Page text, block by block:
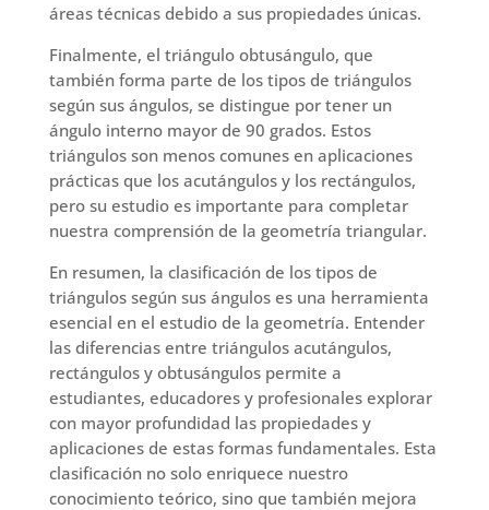
áreas técnicas debido a sus propiedades únicas.
Finalmente, el triángulo obtusángulo, que
también forma parte de los tipos de triángulos
según sus ángulos, se distingue por tener un
ángulo interno mayor de 90 grados. Estos
triángulos son menos comunes en aplicaciones
prácticas que los acutángulos y los rectángulos,
pero su estudio es importante para completar
nuestra comprensión de la geometría triangular.
En resumen, la clasificación de los tipos de
triángulos según sus ángulos es una herramienta
esencial en el estudio de la geometría. Entender
las diferencias entre triángulos acutángulos,
rectángulos y obtusángulos permite a
estudiantes, educadores y profesionales explorar
con mayor profundidad las propiedades y
aplicaciones de estas formas fundamentales. Esta
clasificación no solo enriquece nuestro
conocimiento teórico, sino que también mejora